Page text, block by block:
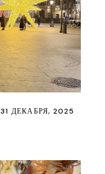
31 ДЕКАБРЯ, 2025